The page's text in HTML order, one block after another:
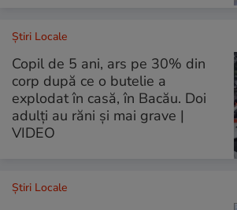
Știri Locale
Copil de 5 ani, ars pe 30% din
corp după ce o butelie a
explodat în casă, în Bacău. Doi
adulți au răni și mai grave |
VIDEO
Știri Locale